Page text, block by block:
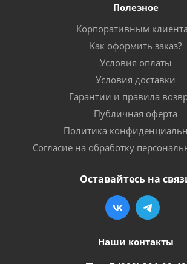
Полезное
Корпоративным
Как оформить заказ?
Условия оплаты
Условия доставки
Гарантии и правила
Публичная оферта
Политика
Согласие на обработку
Оставайтесь на
Наши контакты